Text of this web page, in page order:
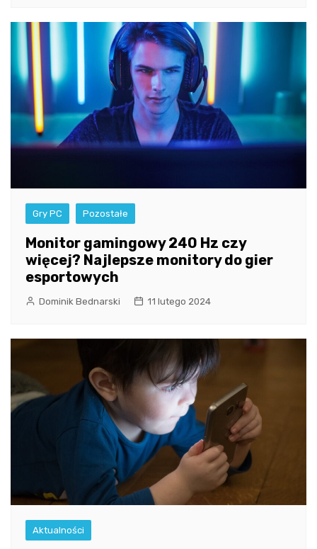
Gry PC Pozostałe
Monitor gamingowy 240 Hz czy
więcej? Najlepsze monitory do gier
esportowych
Dominik Bednarski 11 lutego 2024
Aktualności